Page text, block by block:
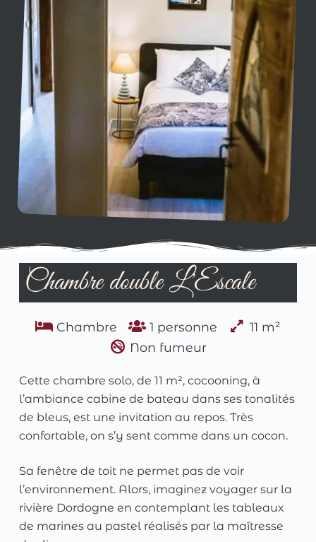
Chambre double L'Escale
Chambre 1 personne
11 m²
Non fumeur
Cette chambre solo, de 11 m², cocooning, à
l’ambiance cabine de bateau dans ses tonalités
de bleus, est une invitation au repos. Très
confortable, on s’y sent comme dans un cocon.
Sa fenêtre de toit ne permet pas de voir
l’environnement. Alors, imaginez voyager sur la
rivière Dordogne en contemplant les tableaux
de marines au pastel réalisés par la maîtresse